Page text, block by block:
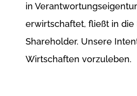
in
erwirtschaftet, fließt in die
Shareholder. Unsere
Wirtschaften vorzuleben.